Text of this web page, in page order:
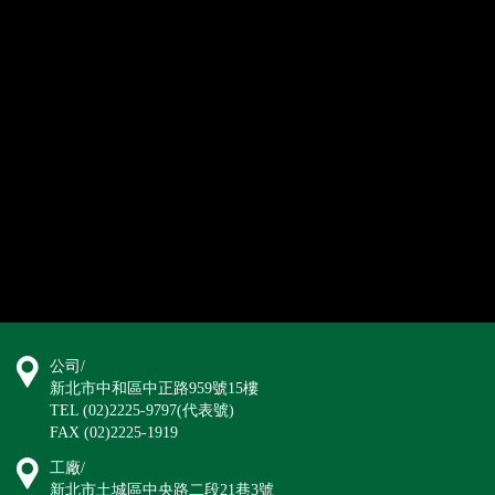
公司/
新北市中和區中正路959號15樓
TEL (02)2225-9797(代表號)
FAX (02)2225-1919
工廠/
新北市土城區中央路二段21巷3號